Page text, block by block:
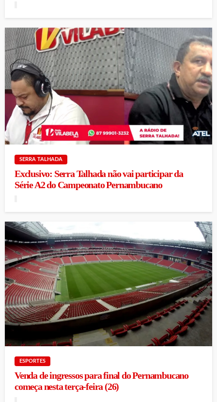
SERRA TALHADA
Exclusivo: Serra Talhada não vai participar da
Série A2 do Campeonato Pernambucano
ESPORTES
Venda de ingressos para final do Pernambucano
começa nesta terça-feira (26)